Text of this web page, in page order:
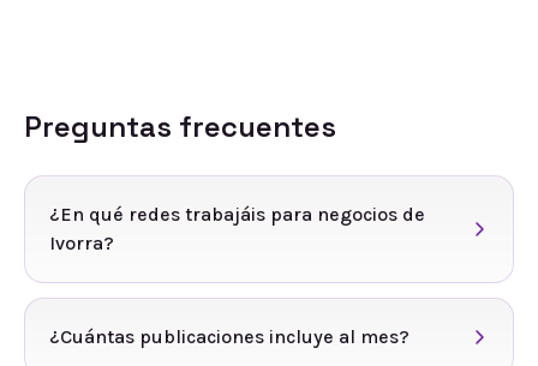
Preguntas frecuentes
¿En qué redes trabajáis para negocios de
Ivorra?
¿Cuántas publicaciones incluye al mes?